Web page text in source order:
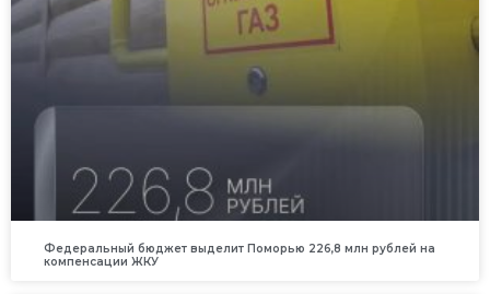
Федеральный бюджет выделит Поморью 226,8 млн рублей на
компенсации ЖКУ